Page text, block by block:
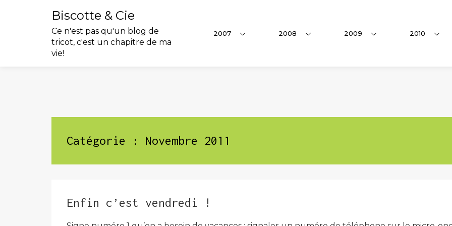
Biscotte & Cie
Ce n'est pas qu'un blog de
tricot, c'est un chapitre de ma
vie!
2007 2008 2009 2010
Catégorie : Novembre 2011
Enfin c’est vendredi !